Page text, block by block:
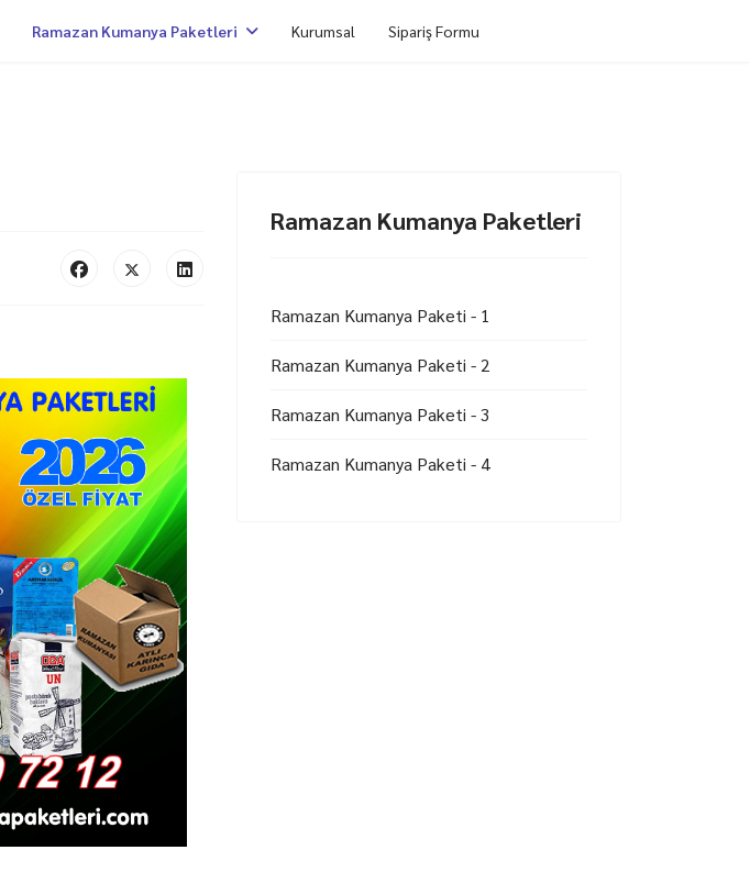
Ramazan Kumanya Paketleri Kurumsal Sipariş Formu
Ramazan Kumanya Paketleri
Ramazan Kumanya Paketi - 1
Ramazan Kumanya Paketi - 2
Ramazan Kumanya Paketi - 3
Ramazan Kumanya Paketi - 4